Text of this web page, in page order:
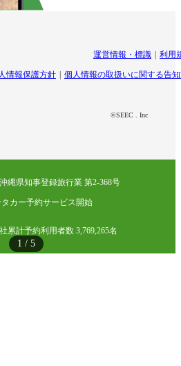
1 / 5
運営情報・標識 利用
情報保護方針 個人情報の取扱いに関する告
©SEEC . Inc
縄県知事登録旅行業 第2-368号
タカー予約サービス開始
累計予約利用者数 3,769,265名